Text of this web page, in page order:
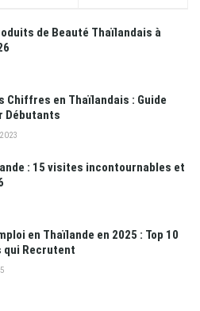
de Beauté Thaïlandais à
Chiffres en Thaïlandais : Guide
Débutants
: 15 visites incontournables et
en Thaïlande en 2025 : Top 10
qui Recrutent